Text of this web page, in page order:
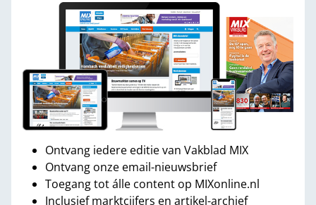
Ontvang iedere editie van Vakblad MIX
Ontvang onze email-nieuwsbrief
Toegang tot álle content op MIXonline.nl
Inclusief marktcijfers en artikel-archief